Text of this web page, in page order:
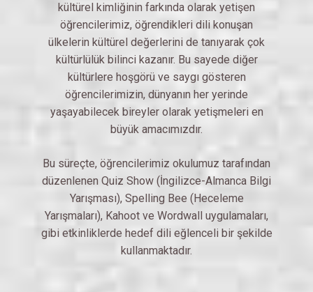
kültürel kimliğinin farkında olarak yetişen
öğrencilerimiz, öğrendikleri dili konuşan
ülkelerin kültürel değerlerini de tanıyarak çok
kültürlülük bilinci kazanır. Bu sayede diğer
kültürlere hoşgörü ve saygı gösteren
öğrencilerimizin, dünyanın her yerinde
yaşayabilecek bireyler olarak yetişmeleri en
büyük amacımızdır.
Bu süreçte, öğrencilerimiz okulumuz tarafından
düzenlenen Quiz Show (İngilizce-Almanca Bilgi
Yarışması), Spelling Bee (Heceleme
Yarışmaları), Kahoot ve Wordwall uygulamaları,
gibi etkinliklerde hedef dili eğlenceli bir şekilde
kullanmaktadır.